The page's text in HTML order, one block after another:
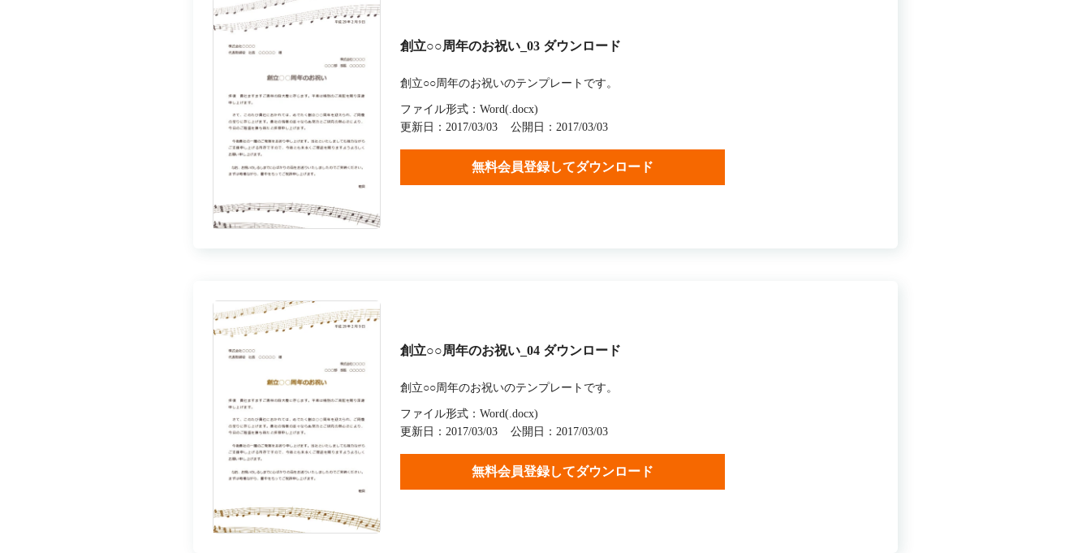
創立○○周年のお祝い_03 ダウンロード
創立○○周年のお祝いのテンプレートです。
ファイル形式：Word(.docx)
更新日：2017/03/03
公開日：2017/03/03
無料会員登録してダウンロード
創立○○周年のお祝い_04 ダウンロード
創立○○周年のお祝いのテンプレートです。
ファイル形式：Word(.docx)
更新日：2017/03/03
公開日：2017/03/03
無料会員登録してダウンロード